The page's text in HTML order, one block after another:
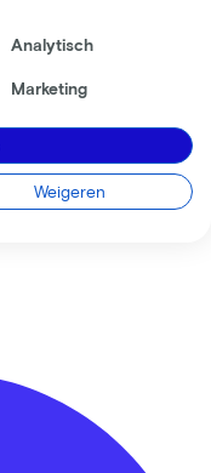
Analytisch
Marketing
Weigeren